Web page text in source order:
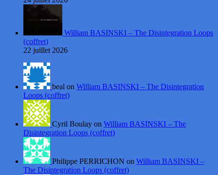
William BASINSKI – The Disintegration Loops
(coffret)
22 juillet 2026
beal on William BASINSKI – The Disintegration
Loops (coffret)
Cyril Boulay on William BASINSKI – The
Disintegration Loops (coffret)
Philippe PERRICHON on William BASINSKI –
The Disintegration Loops (coffret)